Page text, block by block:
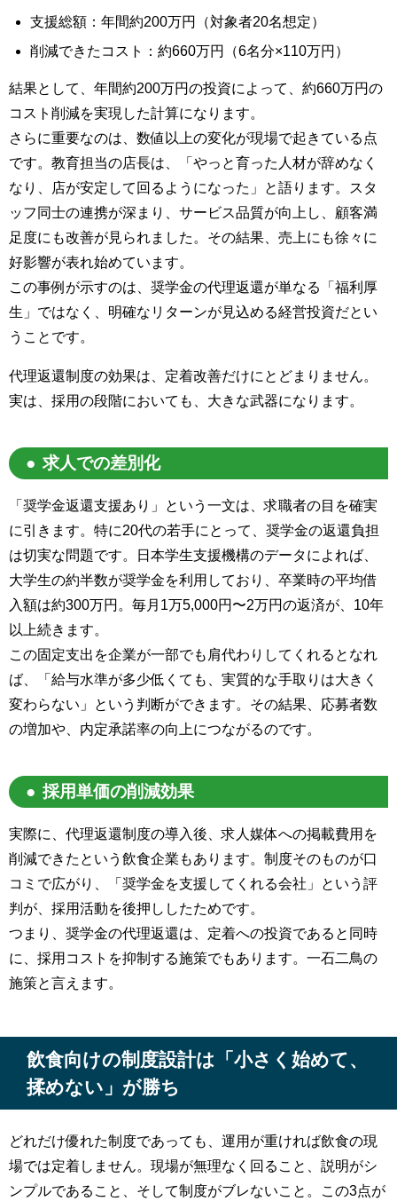
支援総額：年間約200万円（対象者20名想定）
削減できたコスト：約660万円（6名分×110万円）
結果として、年間約200万円の投資によって、約660万円の
コスト削減を実現した計算になります。
さらに重要なのは、数値以上の変化が現場で起きている点
です。教育担当の店長は、「やっと育った人材が辞めなく
なり、店が安定して回るようになった」と語ります。スタ
ッフ同士の連携が深まり、サービス品質が向上し、顧客満
足度にも改善が見られました。その結果、売上にも徐々に
好影響が表れ始めています。
この事例が示すのは、奨学金の代理返還が単なる「福利厚
生」ではなく、明確なリターンが見込める経営投資だとい
うことです。
代理返還制度の効果は、定着改善だけにとどまりません。
実は、採用の段階においても、大きな武器になります。
求人での差別化
「奨学金返還支援あり」という一文は、求職者の目を確実
に引きます。特に20代の若手にとって、奨学金の返還負担
は切実な問題です。日本学生支援機構のデータによれば、
大学生の約半数が奨学金を利用しており、卒業時の平均借
入額は約300万円。毎月1万5,000円〜2万円の返済が、10年
以上続きます。
この固定支出を企業が一部でも肩代わりしてくれるとなれ
ば、「給与水準が多少低くても、実質的な手取りは大きく
変わらない」という判断ができます。その結果、応募者数
の増加や、内定承諾率の向上につながるのです。
採用単価の削減効果
実際に、代理返還制度の導入後、求人媒体への掲載費用を
削減できたという飲食企業もあります。制度そのものが口
コミで広がり、「奨学金を支援してくれる会社」という評
判が、採用活動を後押ししたためです。
つまり、奨学金の代理返還は、定着への投資であると同時
に、採用コストを抑制する施策でもあります。一石二鳥の
施策と言えます。
飲食向けの制度設計は「小さく始めて、
揉めない」が勝ち
どれだけ優れた制度であっても、運用が重ければ飲食の現
場では定着しません。現場が無理なく回ること、説明がシ
ンプルであること、そして制度がブレないこと。この3点が